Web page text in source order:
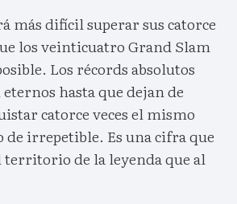
más difícil superar sus catorce
los veinticuatro Grand Slam
Los récords absolutos
hasta que dejan de
catorce veces el mismo
de irrepetible. Es una cifra que
territorio de la leyenda que al